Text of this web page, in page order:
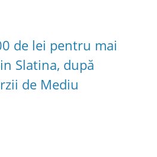
de lei pentru mai
Slatina, după
de Mediu